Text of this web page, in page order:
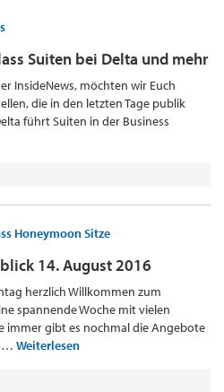
Suiten bei Delta und mehr
InsideNews, möchten wir Euch
die in den letzten Tage publik
führt Suiten in der Business
14. August 2016
herzlich Willkommen zum
spannende Woche mit vielen
immer gibt es nochmal die Angebote
Weiterlesen